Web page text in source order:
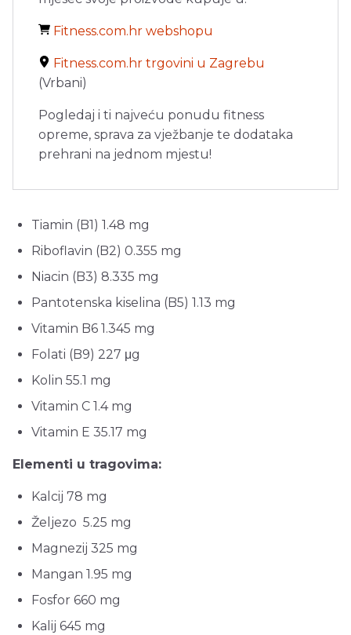
Fitness.com.hr webshopu
Fitness.com.hr trgovini u Zagrebu
(Vrbani)
Pogledaj i ti najveću ponudu fitness
opreme, sprava za vježbanje te dodataka
prehrani na jednom mjestu!
Tiamin (B1) 1.48 mg
Riboflavin (B2) 0.355 mg
Niacin (B3) 8.335 mg
Pantotenska kiselina (B5) 1.13 mg
Vitamin B6 1.345 mg
Folati (B9) 227 μg
Kolin 55.1 mg
Vitamin C 1.4 mg
Vitamin E 35.17 mg
Elementi u tragovima:
Kalcij 78 mg
Željezo 5.25 mg
Magnezij 325 mg
Mangan 1.95 mg
Fosfor 660 mg
Kalij 645 mg